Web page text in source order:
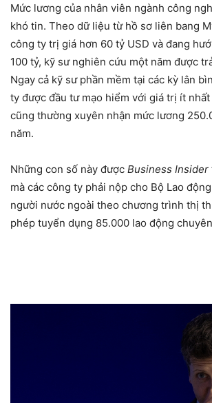
Mức lương của nhân viên ngành công
khó tin. Theo dữ liệu từ hồ sơ liên bang
công ty trị giá hơn 60 tỷ USD và đang
100 tỷ, kỹ sư nghiên cứu một năm được
Ngay cả kỹ sư phần mềm tại các kỳ lân
ty được đầu tư mạo hiểm với giá trị ít
cũng thường xuyên nhận mức lương
năm.
Những con số này được Business Insider
mà các công ty phải nộp cho Bộ Lao
người nước ngoài theo chương trình thị
phép tuyển dụng 85.000 lao động